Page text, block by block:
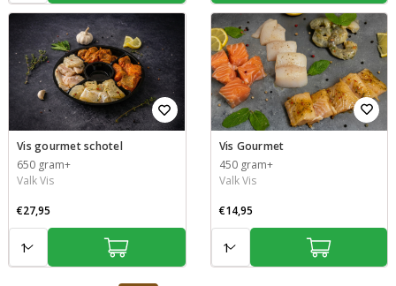
Vis gourmet schotel
650 gram+
Valk Vis
€27,95
Vis Gourmet
450 gram+
Valk Vis
€14,95